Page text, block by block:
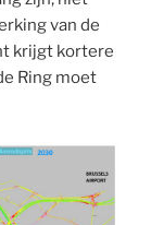
van de
krijgt kortere
Ring moet